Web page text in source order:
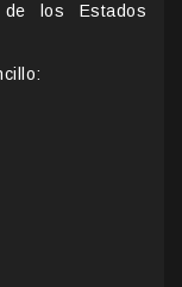
de los Estados